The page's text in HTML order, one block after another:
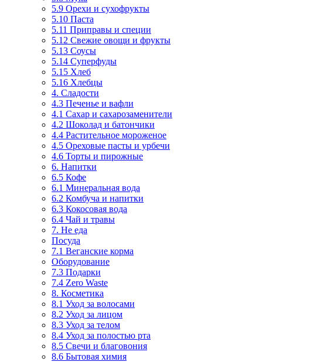
5.9 Орехи и сухофрукты
5.10 Паста
5.11 Приправы и специи
5.12 Свежие овощи и фрукты
5.13 Соусы
5.14 Суперфуды
5.15 Хлеб
5.16 Хлебцы
4. Сладости
4.3 Печенье и вафли
4.1 Сахар и сахарозаменители
4.2 Шоколад и батончики
4.4 Растительное мороженое
4.5 Ореховые пасты и урбечи
4.6 Торты и пирожные
6. Напитки
6.5 Кофе
6.1 Минеральная вода
6.2 Комбуча и напитки
6.3 Кокосовая вода
6.4 Чай и травы
7. Не еда
Посуда
7.1 Веганские корма
Оборудование
7.3 Подарки
7.4 Zero Waste
8. Косметика
8.1 Уход за волосами
8.2 Уход за лицом
8.3 Уход за телом
8.4 Уход за полостью рта
8.5 Свечи и благовония
8.6 Бытовая химия